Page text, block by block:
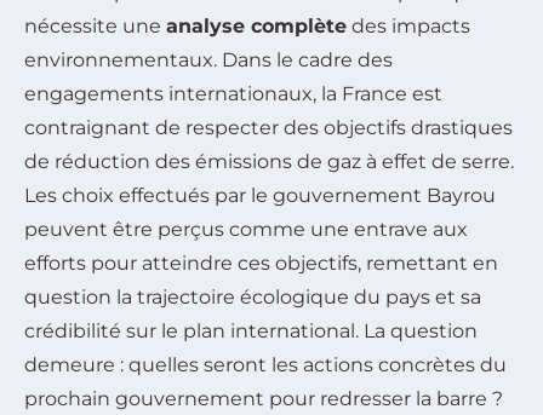
nécessite une analyse complète des impacts
environnementaux. Dans le cadre des
engagements internationaux, la France est
contraignant de respecter des objectifs drastiques
de réduction des émissions de gaz à effet de serre.
Les choix effectués par le gouvernement Bayrou
peuvent être perçus comme une entrave aux
efforts pour atteindre ces objectifs, remettant en
question la trajectoire écologique du pays et sa
crédibilité sur le plan international. La question
demeure : quelles seront les actions concrètes du
prochain gouvernement pour redresser la barre ?